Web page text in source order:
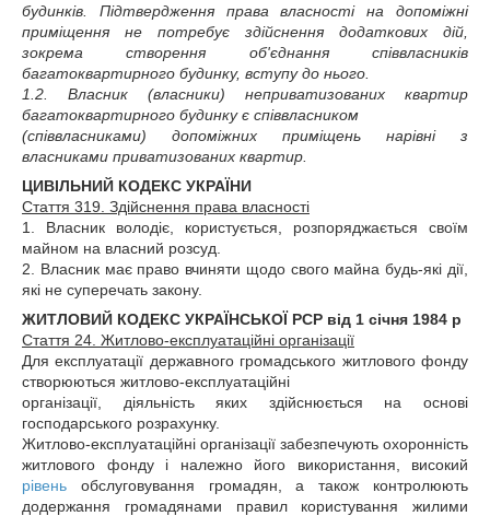
будинків. Підтвердження права власності на допоміжні
приміщення не потребує здійснення додаткових дій,
зокрема створення об'єднання співвласників
багатоквартирного будинку, вступу до нього.
1.2. Власник (власники) неприватизованих квартир
багатоквартирного будинку є співвласником
(співвласниками) допоміжних приміщень нарівні з
власниками приватизованих квартир.
ЦИВІЛЬНИЙ КОДЕКС УКРАЇНИ
Стаття 319. Здійснення права власності
1. Власник володіє, користується, розпоряджається своїм
майном на власний розсуд.
2. Власник має право вчиняти щодо свого майна будь-які дії,
які не суперечать закону.
ЖИТЛОВИЙ КОДЕКС УКРАЇНСЬКОЇ РСР від 1 січня 1984 р
Стаття 24. Житлово-експлуатаційні організації
Для експлуатації державного громадського житлового фонду
створюються житлово-експлуатаційні
організації, діяльність яких здійснюється на основі
господарського розрахунку.
Житлово-експлуатаційні організації забезпечують охоронність
житлового фонду і належно його використання, високий
рівень обслуговування громадян, а також контролюють
додержання громадянами правил користування жилими